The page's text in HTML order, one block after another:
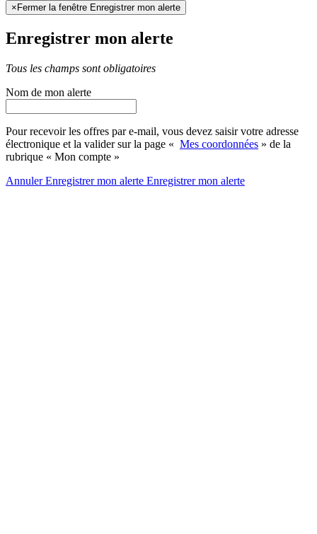
× Fermer la fenêtre Enregistrer mon alerte
Enregistrer mon alerte
Tous les champs sont obligatoires
Nom de mon alerte
Pour recevoir les offres par e-mail, vous devez saisir votre adresse
électronique et la valider sur la page « Mes coordonnées » de la
rubrique « Mon compte »
AnnulerEnregistrer mon alerte Enregistrermon alerte